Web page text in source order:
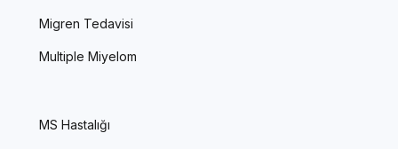
Migren Tedavisi
Multiple Miyelom
MS Hastalığı